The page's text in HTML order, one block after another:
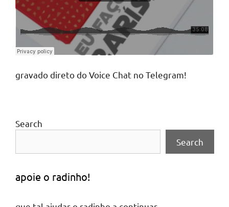
gravado direto do Voice Chat no Telegram!
Search
Search
apoie o radinho!